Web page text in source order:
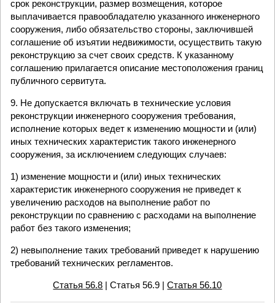
срок реконструкции, размер возмещения, которое
выплачивается правообладателю указанного инженерного
сооружения, либо обязательство стороны, заключившей
соглашение об изъятии недвижимости, осуществить такую
реконструкцию за счет своих средств. К указанному
соглашению прилагается описание местоположения границ
публичного сервитута.
9. Не допускается включать в технические условия
реконструкции инженерного сооружения требования,
исполнение которых ведет к изменению мощности и (или)
иных технических характеристик такого инженерного
сооружения, за исключением следующих случаев:
1) изменение мощности и (или) иных технических
характеристик инженерного сооружения не приведет к
увеличению расходов на выполнение работ по
реконструкции по сравнению с расходами на выполнение
работ без такого изменения;
2) невыполнение таких требований приведет к нарушению
требований технических регламентов.
Статья 56.8 | Статья 56.9 |Статья 56.10